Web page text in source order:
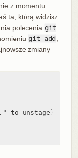
z momentu
ta, którą widzisz
polecenia git
git add
zmiany
to unstage)